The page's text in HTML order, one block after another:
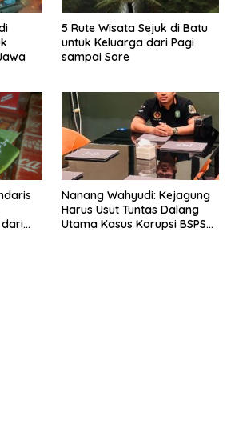
5 Rute Wisata Sejuk di Batu
untuk Keluarga dari Pagi
sampai Sore
dari
Nanang Wahyudi: Kejagung
Harus Usut Tuntas Dalang
Utama Kasus Korupsi BSPS